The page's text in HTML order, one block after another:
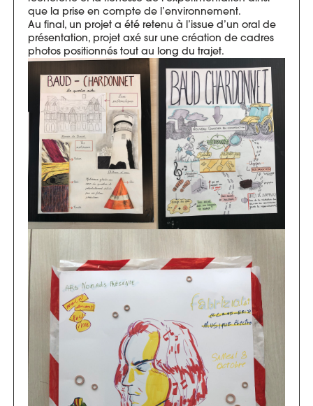
que la prise en compte de l’environnement.
Au final, un projet a été retenu à l’issue d’un oral de
présentation, projet axé sur une création de cadres
photos positionnés tout au long du trajet.